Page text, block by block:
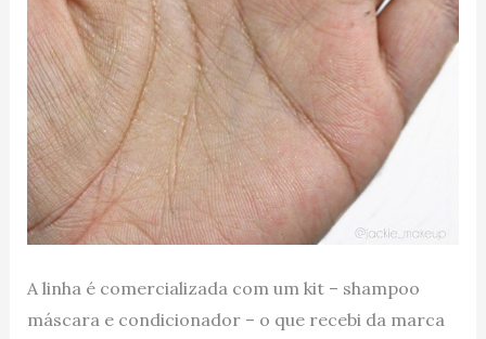
A linha é comercializada com um kit – shampoo
máscara e condicionador – o que recebi da marca